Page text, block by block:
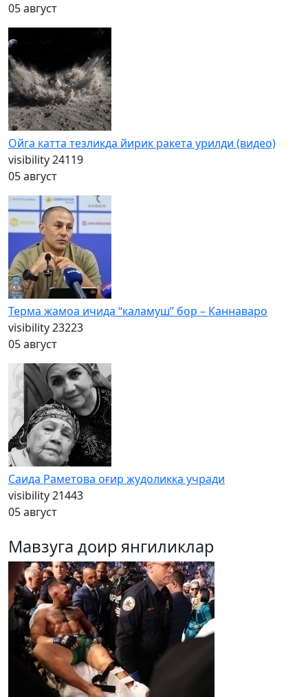
05 август
Ойга катта тезликда йирик ракета урилди (видео)
visibility24119
05 август
Терма жамоа ичида “каламуш” бор – Каннаваро
visibility23223
05 август
Саида Раметова оғир жудоликка учради
visibility21443
05 август
Мавзуга доир янгиликлар